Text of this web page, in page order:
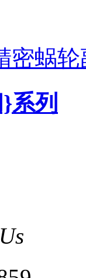
密蜗轮
系列